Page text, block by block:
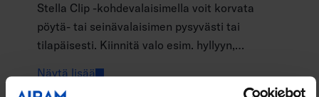
Stella Clip -kohdevalaisimella voit korvata
pöytä- tai seinävalaisimen pysyvästi tai
tilapäisesti. Kiinnitä valo esim. hyllyyn,
Näytä lisää